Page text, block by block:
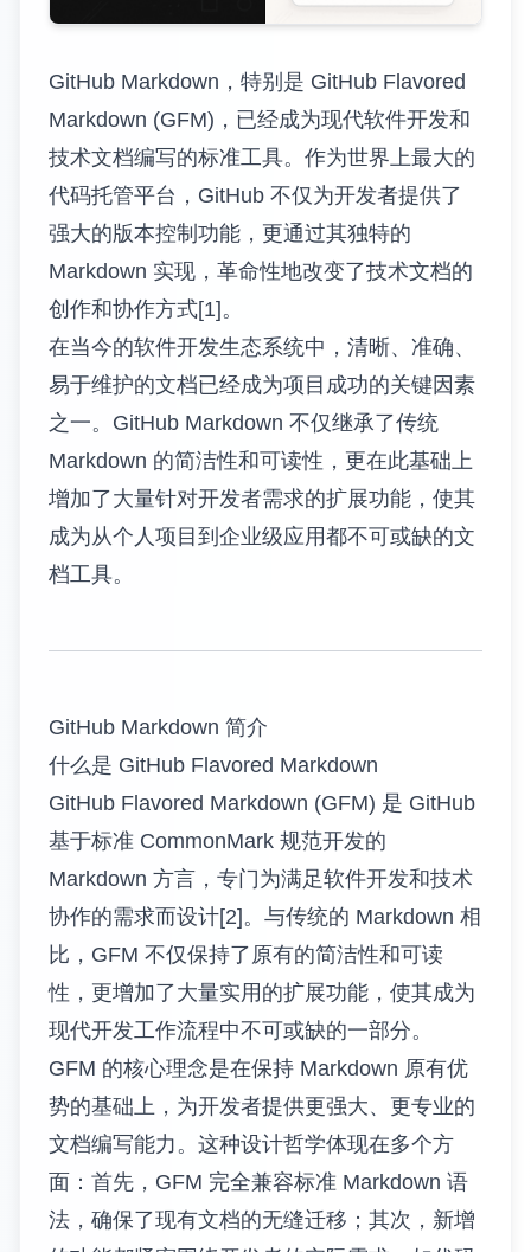
🗜️压缩器
GitHub Markdown，特别是 GitHub Flavored
Markdown (GFM)，已经成为现代软件开发和
技术文档编写的标准工具。作为世界上最大的
代码托管平台，GitHub 不仅为开发者提供了
强大的版本控制功能，更通过其独特的
Markdown 实现，革命性地改变了技术文档的
创作和协作方式[1]。
在当今的软件开发生态系统中，清晰、准确、
易于维护的文档已经成为项目成功的关键因素
之一。GitHub Markdown 不仅继承了传统
Markdown 的简洁性和可读性，更在此基础上
增加了大量针对开发者需求的扩展功能，使其
成为从个人项目到企业级应用都不可或缺的文
档工具。
GitHub Markdown 简介
什么是 GitHub Flavored Markdown
GitHub Flavored Markdown (GFM) 是 GitHub
基于标准 CommonMark 规范开发的
Markdown 方言，专门为满足软件开发和技术
协作的需求而设计[2]。与传统的 Markdown 相
比，GFM 不仅保持了原有的简洁性和可读
性，更增加了大量实用的扩展功能，使其成为
现代开发工作流程中不可或缺的一部分。
GFM 的核心理念是在保持 Markdown 原有优
势的基础上，为开发者提供更强大、更专业的
文档编写能力。这种设计哲学体现在多个方
面：首先，GFM 完全兼容标准 Markdown 语
法，确保了现有文档的无缝迁移；其次，新增